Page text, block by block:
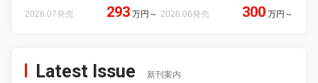
2026.07発売 293 万円 ～ 2026.06発売 300 万円 ～
Latest Issue 新刊案内